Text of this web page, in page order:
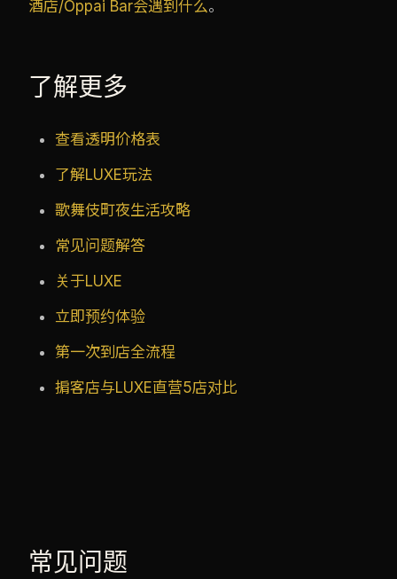
酒店/Oppai Bar会遇到什么。
了解更多
查看透明价格表
了解LUXE玩法
歌舞伎町夜生活攻略
常见问题解答
关于LUXE
立即预约体验
第一次到店全流程
掮客店与LUXE直营5店对比
常见问题